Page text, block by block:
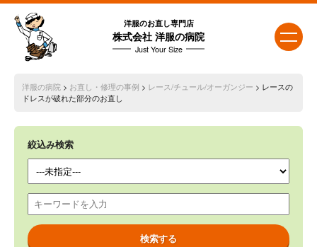
洋服のお直し専門店
株式会社 洋服の病院
Just Your Size
洋服の病院 > お直し・修理の事例 > レース/チュール/オーガンジー > レースの
ドレスが破れた部分のお直し
絞込み検索